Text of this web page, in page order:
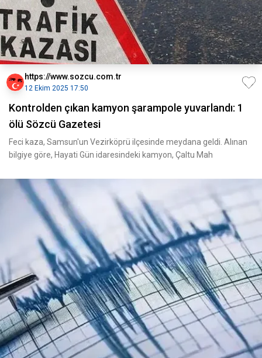
https://www.sozcu.com.tr
12 Ekim 2025 17:50
Kontrolden çıkan kamyon şarampole yuvarlandı: 1
ölü Sözcü Gazetesi
Feci kaza, Samsun'un Vezirköprü ilçesinde meydana geldi. Alınan
bilgiye göre, Hayati Gün idaresindeki kamyon, Çaltu Mah